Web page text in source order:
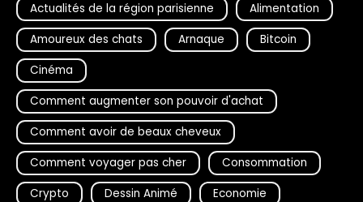
Actualités de la région parisienne
Alimentation
Amoureux des chats
Arnaque
Bitcoin
Cinéma
Comment augmenter son pouvoir d'achat
Comment avoir de beaux cheveux
Comment voyager pas cher
Consommation
Crypto
Dessin Animé
Economie